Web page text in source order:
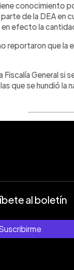
conocimiento
de la DEA en
efecto la
reportaron que la
Fiscalía General si
que se hundió la
al boletín